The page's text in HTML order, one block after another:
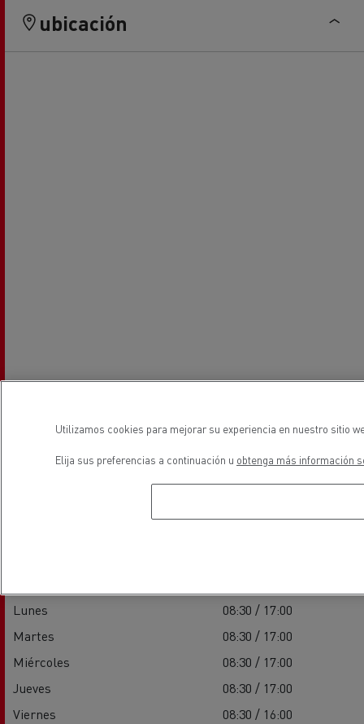
ubicación
Lunes
08:30 / 17:00
Martes
08:30 / 17:00
Miércoles
08:30 / 17:00
Jueves
08:30 / 17:00
Viernes
08:30 / 16:00
Utilizamos cookies para mejorar su experiencia en nuestro sitio
Elija sus preferencias a continuación u obtenga más información